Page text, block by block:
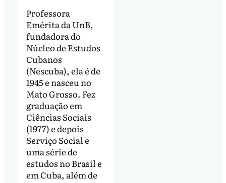
Professora
Emérita da UnB,
fundadora do
Núcleo de Estudos
Cubanos
(Nescuba), ela é de
1945 e nasceu no
Mato Grosso. Fez
graduação em
Ciências Sociais
(1977) e depois
Serviço Social e
uma série de
estudos no Brasil e
em Cuba, além de